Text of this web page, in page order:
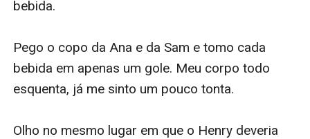
bebida.
Pego o copo da Ana e da Sam e tomo cada
bebida em apenas um gole. Meu corpo todo
esquenta, já me sinto um pouco tonta.
Olho no mesmo lugar em que o Henry deveria